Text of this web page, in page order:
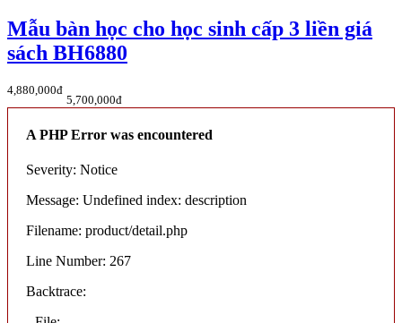
Mẫu bàn học cho học sinh cấp 3 liền giá
sách BH6880
4,880,000đ
5,700,000đ
A PHP Error was encountered
Severity: Notice
Message: Undefined index: description
Filename: product/detail.php
Line Number: 267
Backtrace: